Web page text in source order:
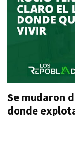
Se mudaron
donde